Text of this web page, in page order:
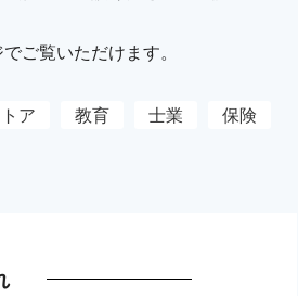
ご覧いただけます。
ア 教育 士業
保険